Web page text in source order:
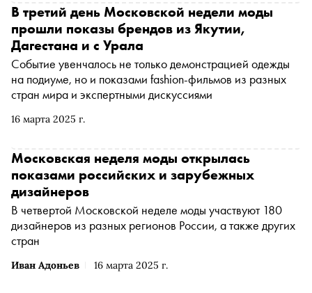
16 марта 2025 г.
В третий день Московской недели моды
прошли показы брендов из Якутии,
Дагестана и с Урала
Событие увенчалось не только демонстрацией одежды
на подиуме, но и показами fashion-фильмов из разных
стран мира и экспертными дискуссиями
Иван Адоньев 16 марта 2025 г.
Московская неделя моды открылась
показами российских и зарубежных
дизайнеров
В четвертой Московской неделе моды участвуют 180
дизайнеров из разных регионов России, а также других
стран